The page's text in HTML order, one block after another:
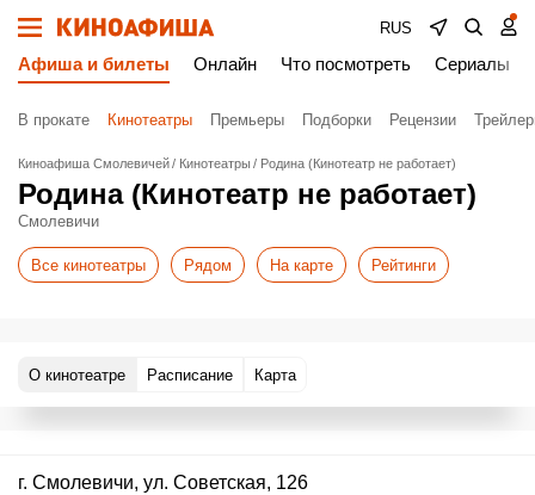
RUS
Афиша и билеты Онлайн Что посмотреть Сериалы
В прокате Кинотеатры Премьеры Подборки Рецензии
Киноафиша Смолевичей Кинотеатры Родина (Кинотеатр не работает)
Родина (Кинотеатр не работает)
Смолевичи
Все кинотеатры Рядом На карте Рейтинги
О кинотеатре Расписание Карта
г. Смолевичи, ул. Советская, 126